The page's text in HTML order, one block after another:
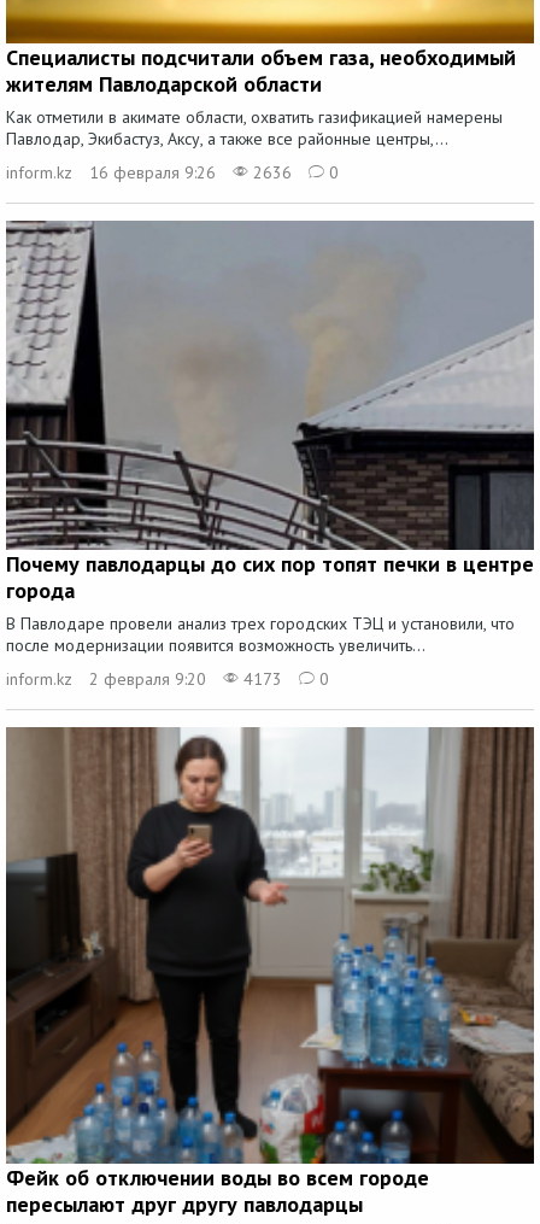
Специалисты подсчитали объем газа, необходимый
жителям Павлодарской области
Как отметили в акимате области, охватить газификацией намерены
Павлодар, Экибастуз, Аксу, а также все районные центры,...
inform.kz
16 февраля 9:26 2636 0
Почему павлодарцы до сих пор топят печки в центре
города
В Павлодаре провели анализ трех городских ТЭЦ и установили, что
после модернизации появится возможность увеличить...
inform.kz
2 февраля 9:20 4173 0
Фейк об отключении воды во всем городе
пересылают друг другу павлодарцы